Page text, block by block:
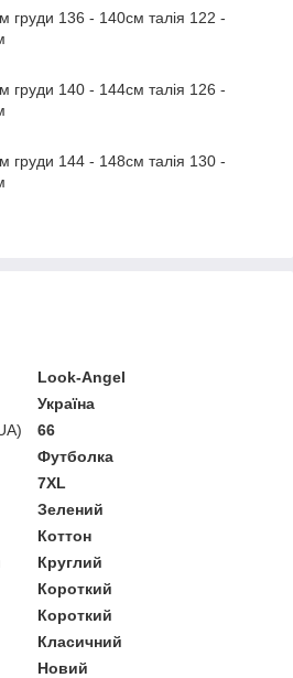
груди 136 - 140см талія 122 -
груди 140 - 144см талія 126 -
груди 144 - 148см талія 130 -
Look-Angel
Україна
66
Футболка
7XL
Зелений
Коттон
Круглий
Короткий
Короткий
Класичний
Новий